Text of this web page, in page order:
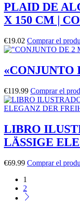
PLAID DE
X 150 CM |
€19.02 Comprar el
«CONJUNTO
€119.99 Comprar el
LIBRO
LÄSSIGE
€69.99 Comprar el
1
2